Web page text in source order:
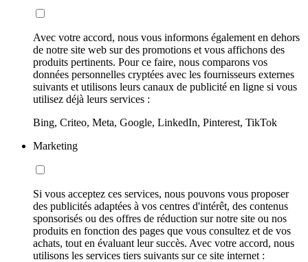
Avec votre accord, nous vous informons également en dehors
de notre site web sur des promotions et vous affichons des
produits pertinents. Pour ce faire, nous comparons vos
données personnelles cryptées avec les fournisseurs externes
suivants et utilisons leurs canaux de publicité en ligne si vous
utilisez déjà leurs services :
Bing, Criteo, Meta, Google, LinkedIn, Pinterest, TikTok
Marketing
Si vous acceptez ces services, nous pouvons vous proposer
des publicités adaptées à vos centres d'intérêt, des contenus
sponsorisés ou des offres de réduction sur notre site ou nos
produits en fonction des pages que vous consultez et de vos
achats, tout en évaluant leur succès. Avec votre accord, nous
utilisons les services tiers suivants sur ce site internet :